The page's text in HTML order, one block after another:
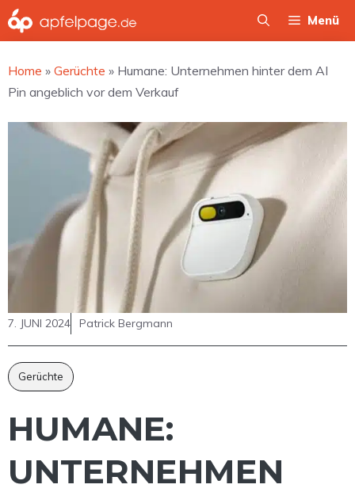
Zum
Inhalt
Menü
Home » Gerüchte » Humane: Unternehmen hinter dem AI
Pin angeblich vor dem Verkauf
7. JUNI 2024 Patrick Bergmann
Gerüchte
HUMANE:
UNTERNEHMEN